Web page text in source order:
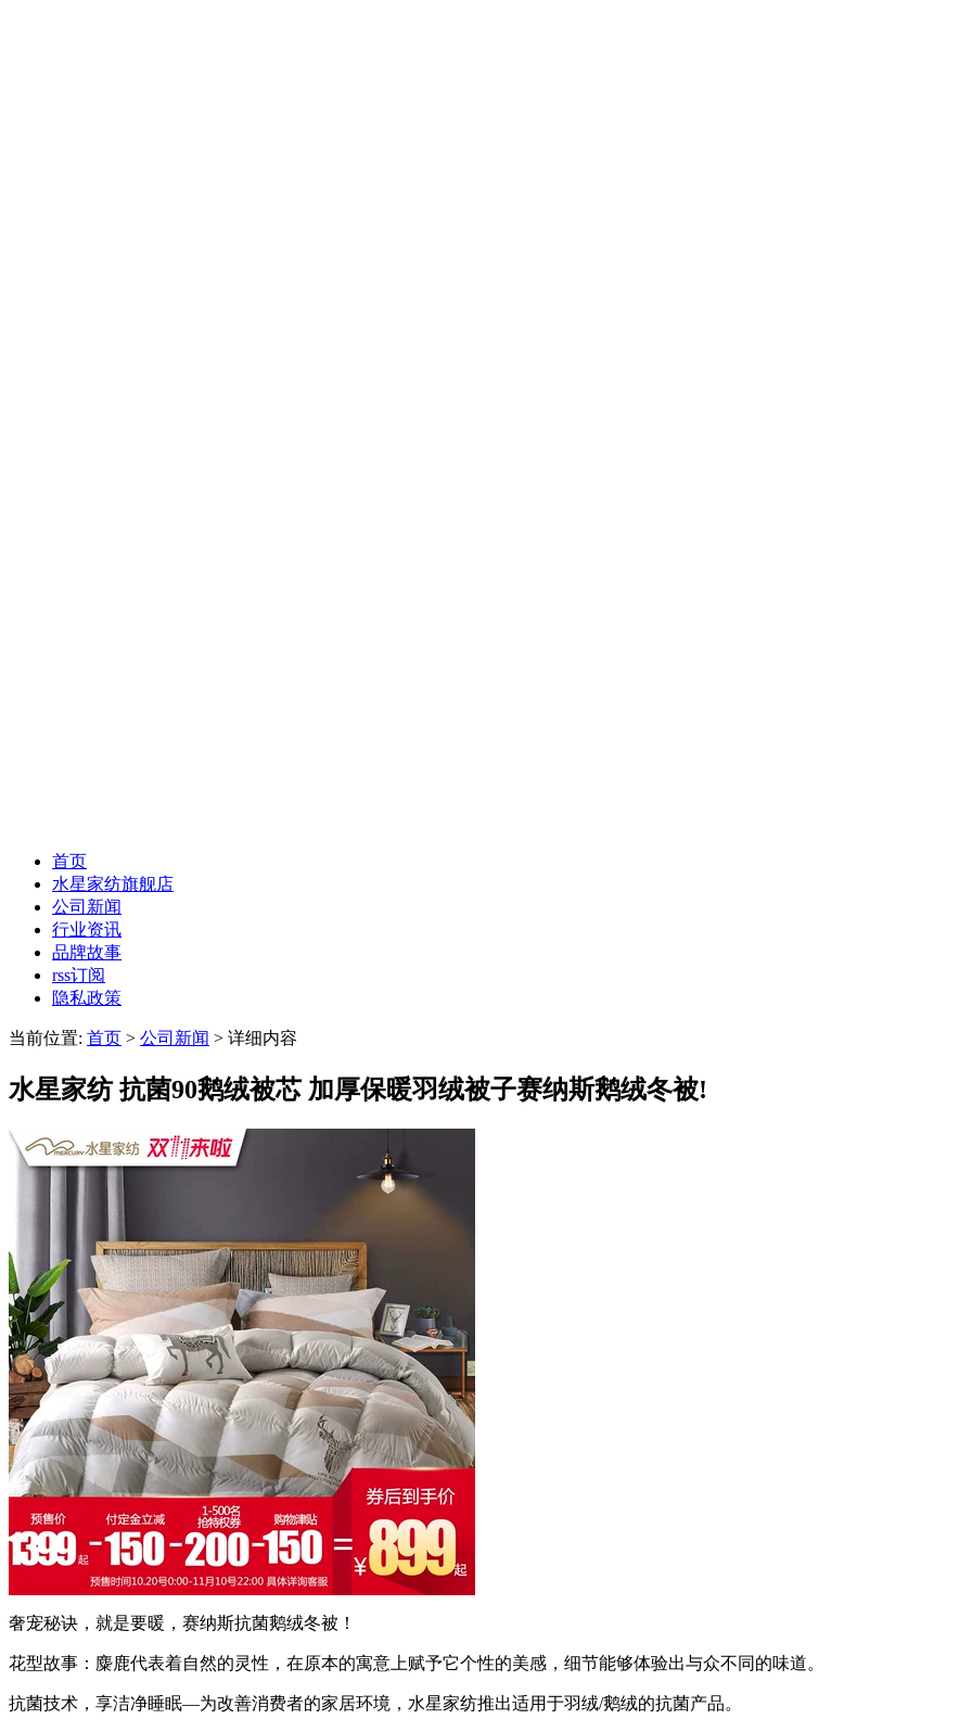
首页
水星家纺旗舰店
公司新闻
行业资讯
品牌故事
rss订阅
隐私政策
当前位置: 首页 > 公司新闻 > 详细内容
水星家纺 抗菌90鹅绒被芯 加厚保暖羽绒被子赛纳斯鹅绒冬被!
奢宠秘诀，就是要暖，赛纳斯抗菌鹅绒冬被！
花型故事：麋鹿代表着自然的灵性，在原本的寓意上赋予它个性的美感，细节能够体验出与众不同的味道。
抗菌技术，享洁净睡眠—为改善消费者的家居环境，水星家纺推出适用于羽绒/鹅绒的抗菌产品。